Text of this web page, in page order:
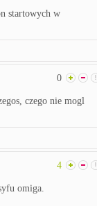
startowych w
0
czego nie mogl
4
omiga.